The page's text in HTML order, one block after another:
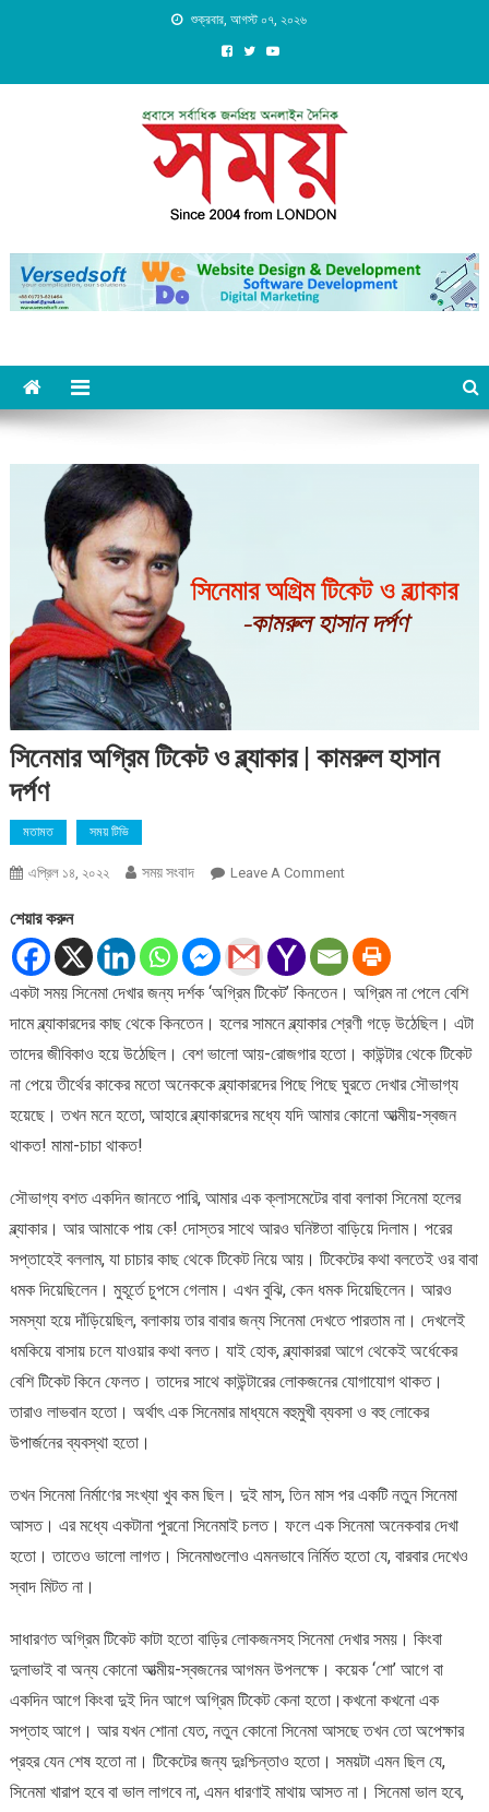
শুক্রবার, আগস্ট ০৭, ২০২৬
Daily Shomoy, Since 2004
from LONDON
সিনেমার অগ্রিম টিকেট ও ব্ল্যাকার | কামরুল হাসান
দর্পণ
মতামত সময় টিভি
এপ্রিল ১৪, ২০২২ সময় সংবাদ Leave A CommentOn
টিকেট
ও
ব্ল্যাকার
|
কামরুল
দর্পণ
শেয়ার করুন
একটা সময় সিনেমা দেখার জন্য দর্শক ‘অগ্রিম টিকেট’ কিনতেন। অগ্রিম না পেলে বেশি
দামে ব্ল্যাকারদের কাছ থেকে কিনতেন। হলের সামনে ব্ল্যাকার শ্রেণী গড়ে উঠেছিল। এটা
তাদের জীবিকাও হয়ে উঠেছিল। বেশ ভালো আয়-রোজগার হতো। কাউন্টার থেকে টিকেট
না পেয়ে তীর্থের কাকের মতো অনেককে ব্ল্যাকারদের পিছে পিছে ঘুরতে দেখার সৌভাগ্য
হয়েছে। তখন মনে হতো, আহারে ব্ল্যাকারদের মধ্যে যদি আমার কোনো আত্মীয়-স্বজন
থাকত! মামা-চাচা থাকত!
সৌভাগ্য বশত একদিন জানতে পারি, আমার এক ক্লাসমেটের বাবা বলাকা সিনেমা হলের
ব্ল্যাকার। আর আমাকে পায় কে! দোস্তর সাথে আরও ঘনিষ্টতা বাড়িয়ে দিলাম। পরের
সপ্তাহেই বললাম, যা চাচার কাছ থেকে টিকেট নিয়ে আয়। টিকেটের কথা বলতেই ওর বাবা
ধমক দিয়েছিলেন। মুহূর্তে চুপসে গেলাম। এখন বুঝি, কেন ধমক দিয়েছিলেন। আরও
সমস্যা হয়ে দাঁড়িয়েছিল, বলাকায় তার বাবার জন্য সিনেমা দেখতে পারতাম না। দেখলেই
ধমকিয়ে বাসায় চলে যাওয়ার কথা বলত। যাই হোক, ব্ল্যাকাররা আগে থেকেই অর্ধেকের
বেশি টিকেট কিনে ফেলত। তাদের সাথে কাউন্টারের লোকজনের যোগাযোগ থাকত।
তারাও লাভবান হতো। অর্থাৎ এক সিনেমার মাধ্যমে বহুমুখী ব্যবসা ও বহু লোকের
উপার্জনের ব্যবস্থা হতো।
তখন সিনেমা নির্মাণের সংখ্যা খুব কম ছিল। দুই মাস, তিন মাস পর একটি নতুন সিনেমা
আসত। এর মধ্যে একটানা পুরনো সিনেমাই চলত। ফলে এক সিনেমা অনেকবার দেখা
হতো। তাতেও ভালো লাগত। সিনেমাগুলোও এমনভাবে নির্মিত হতো যে, বারবার দেখেও
স্বাদ মিটত না।
সাধারণত অগ্রিম টিকেট কাটা হতো বাড়ির লোকজনসহ সিনেমা দেখার সময়। কিংবা
দুলাভাই বা অন্য কোনো আত্মীয়-স্বজনের আগমন উপলক্ষে। কয়েক ‘শো’ আগে বা
একদিন আগে কিংবা দুই দিন আগে অগ্রিম টিকেট কেনা হতো।কখনো কখনো এক
সপ্তাহ আগে। আর যখন শোনা যেত, নতুন কোনো সিনেমা আসছে তখন তো অপেক্ষার
প্রহর যেন শেষ হতো না। টিকেটের জন্য দুঃশ্চিন্তাও হতো। সময়টা এমন ছিল যে,
সিনেমা খারাপ হবে বা ভাল লাগবে না, এমন ধারণাই মাথায় আসত না। সিনেমা ভাল হবে,